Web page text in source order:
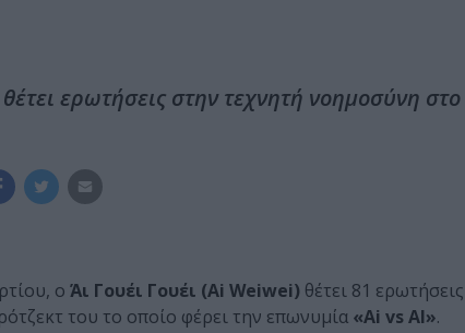
ερωτήσεις στην τεχνητή νοημοσύνη στο
ο Άι Γουέι Γουέι (Ai Weiwei) θέτει 81
του το οποίο φέρει την επωνυμία «Ai vs AI».